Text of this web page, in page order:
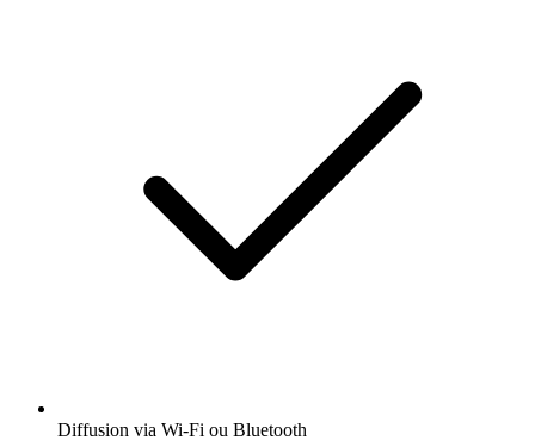
Diffusion via Wi-Fi ou Bluetooth